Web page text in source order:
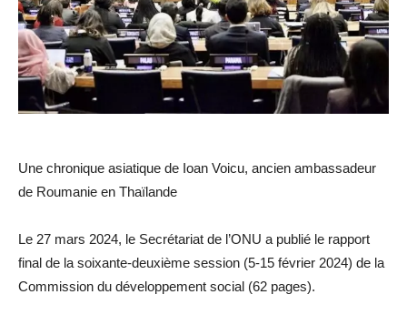
Une chronique asiatique de Ioan Voicu, ancien ambassadeur
de Roumanie en Thaïlande
Le 27 mars 2024, le Secrétariat de l’ONU a publié le rapport
final de la soixante-deuxième session (5-15 février 2024) de la
Commission du développement social (62 pages).